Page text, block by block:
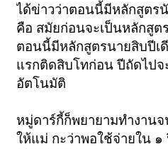
ได้ข่าวว่าตอนนี้มีหลักสูตร
คือ สมัยก่อนจะเป็นหลักสูต
ตอนนี้มีหลักสูตรนายสิบปีเ
แรกติดสิบโทก่อน ปีถัดไปจ
อัตโนมัติ
หมู่ดาร์กี้ก็พยายามทำงาน
ให้แม่ กะว่าพอใช้จ่ายใน